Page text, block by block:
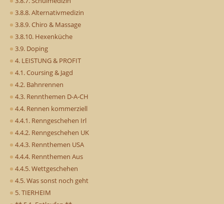
3.8.8. Alternativmedizin
3.8.9. Chiro & Massage
3.8.10. Hexenküche
3.9. Doping
4. LEISTUNG & PROFIT
4.1. Coursing & Jagd
4.2. Bahnrennen
4.3. Rennthemen D-A-CH
4.4. Rennen kommerziell
4.4.1. Renngeschehen Irl
4.4.2. Renngeschehen UK
4.4.3. Rennthemen USA
4.4.4. Rennthemen Aus
4.4.5. Wettgeschehen
4.5. Was sonst noch geht
5. TIERHEIM